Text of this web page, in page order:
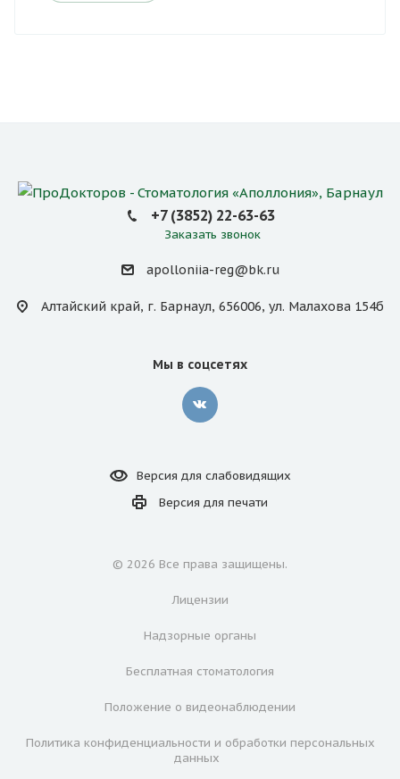
+7 (3852) 22-63-63
Заказать звонок
apolloniia-reg@bk.ru
Алтайский край, г. Барнаул, 656006, ул. Малахова 154б
Мы в соцсетях
Версия для слабовидящих
Версия для печати
© 2026 Все права защищены.
Лицензии
Надзорные органы
Бесплатная стоматология
Положение о видеонаблюдении
Политика конфиденциальности и обработки персональных
данных